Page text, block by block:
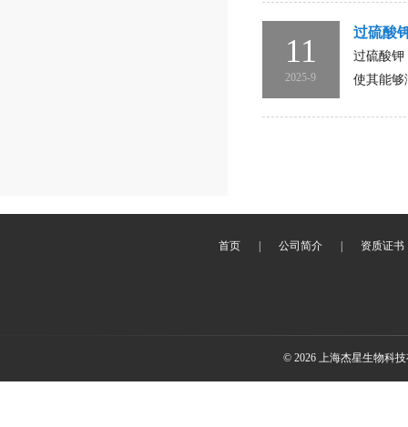
11
2025-9
过硫酸
过硫酸钾
使其能够
首页 公司简介 资质证书
© 2026 上海杰星生物科